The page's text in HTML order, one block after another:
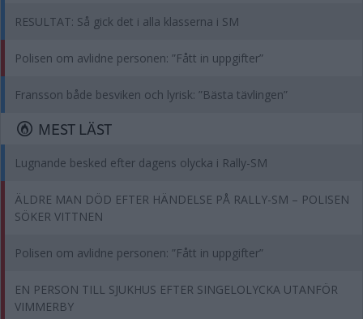
RESULTAT: Så gick det i alla klasserna i SM
Polisen om avlidne personen: ”Fått in uppgifter”
Fransson både besviken och lyrisk: ”Bästa tävlingen”
MEST LÄST
Lugnande besked efter dagens olycka i Rally-SM
ÄLDRE MAN DÖD EFTER HÄNDELSE PÅ RALLY-SM – POLISEN
SÖKER VITTNEN
Polisen om avlidne personen: ”Fått in uppgifter”
EN PERSON TILL SJUKHUS EFTER SINGELOLYCKA UTANFÖR
VIMMERBY